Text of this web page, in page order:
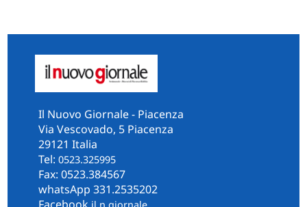
Il Nuovo Giornale - Piacenza
Via Vescovado, 5 Piacenza
29121 Italia
Tel: 0523.325995
Fax: 0523.384567
whatsApp 331.2535202
Facebook il.n.giornale